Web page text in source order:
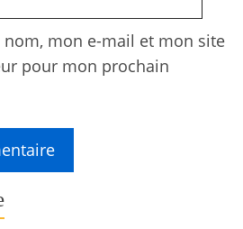
mon e-mail et mon site
pour mon prochain